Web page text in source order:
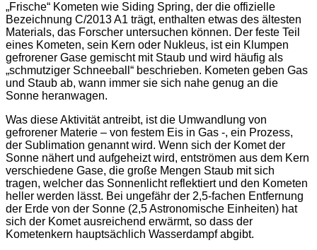
„Frische“ Kometen wie Siding Spring, der die offizielle
Bezeichnung C/2013 A1 trägt, enthalten etwas des ältesten
Materials, das Forscher untersuchen können. Der feste Teil
eines Kometen, sein Kern oder Nukleus, ist ein Klumpen
gefrorener Gase gemischt mit Staub und wird häufig als
„schmutziger Schneeball“ beschrieben. Kometen geben Gas
und Staub ab, wann immer sie sich nahe genug an die
Sonne heranwagen.
Was diese Aktivität antreibt, ist die Umwandlung von
gefrorener Materie – von festem Eis in Gas -, ein Prozess,
der Sublimation genannt wird. Wenn sich der Komet der
Sonne nähert und aufgeheizt wird, entströmen aus dem Kern
verschiedene Gase, die große Mengen Staub mit sich
tragen, welcher das Sonnenlicht reflektiert und den Kometen
heller werden lässt. Bei ungefähr der 2,5-fachen Entfernung
der Erde von der Sonne (2,5 Astronomische Einheiten) hat
sich der Komet ausreichend erwärmt, so dass der
Kometenkern hauptsächlich Wasserdampf abgibt.